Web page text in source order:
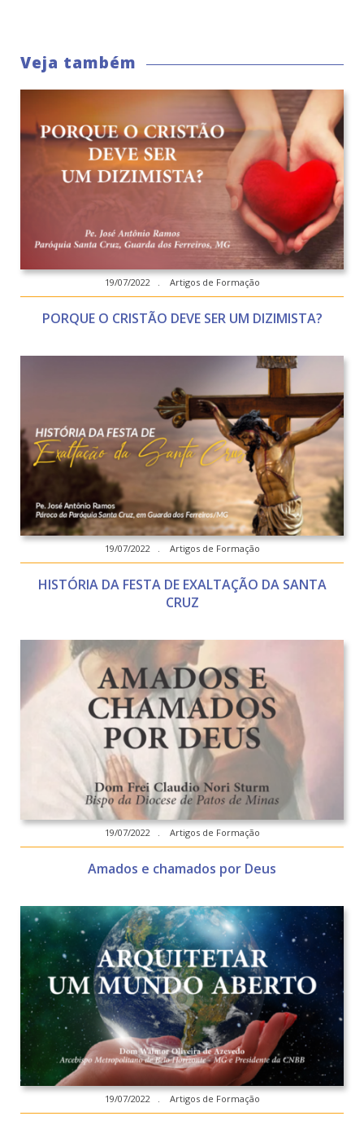
Veja também
19/07/2022 . Artigos de Formação
PORQUE O CRISTÃO DEVE SER UM DIZIMISTA?
19/07/2022 . Artigos de Formação
HISTÓRIA DA FESTA DE EXALTAÇÃO DA SANTA
CRUZ
19/07/2022 . Artigos de Formação
Amados e chamados por Deus
19/07/2022 . Artigos de Formação